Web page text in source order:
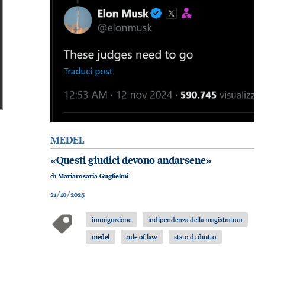
MEDEL
«Questi giudici devono andarsene»
diMariarosaria Guglielmi
21/10/2025
immigrazione
indipendenza della magistratura
medel
rule of law stato di diritto